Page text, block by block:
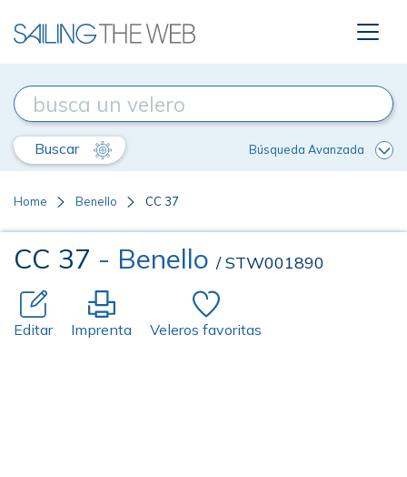
Buscar Búsqueda Avanzada
Home Benello CC 37
CC 37 - Benello / STW001890
Editar Imprenta Veleros favoritas